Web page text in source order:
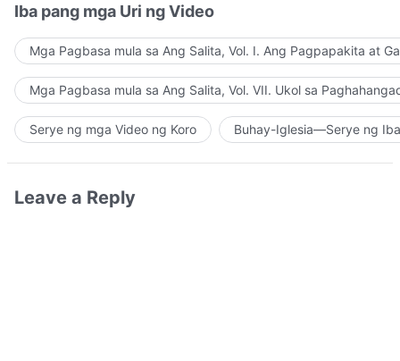
Iba pang mga Uri ng Video
Mga Pagbasa mula sa Ang Salita, Vol. I. Ang Pagpapakita at
Mga Pagbasa mula sa Ang Salita, Vol. VII. Ukol sa
Serye ng mga Video ng Koro Buhay-Iglesia—Serye ng
Leave a Reply